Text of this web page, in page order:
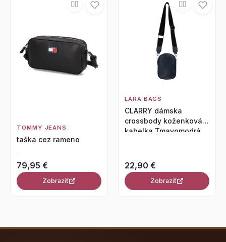
TOMMY JEANS
taška cez rameno
79,95 €
Zobraziť
LARA BAGS
CLARRY dámska
crossbody koženková
kabelka Tmavomodrá
22,90 €
Zobraziť